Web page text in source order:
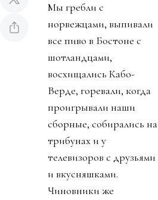
Мы гребли с
норвежцами, выпивали
все пиво в Бостоне с
шотландцами,
восхищались Кабо-
Верде, горевали, когда
проигрывали наши
сборные, собирались на
трибунах и у
телевизоров с друзьями
и вкусняшками.
Чиновники же